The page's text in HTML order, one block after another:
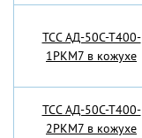
TCC АД-50С-Т400-
1РКМ7 в кожухе
TCC АД-50С-Т400-
2РКМ7 в кожухе